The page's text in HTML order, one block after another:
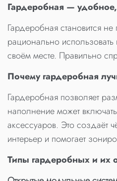
Гардеробная —
Гардеробная становится
рационально
своём месте. Правильно
Почему гардеробная
Гардеробная позволяет
наполнение может
аксессуаров. Это создаёт
интерьер и помогает
Типы гардеробных и их